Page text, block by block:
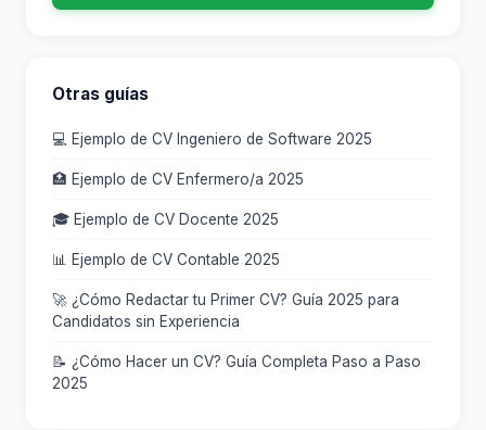
Otras guías
💻 Ejemplo de CV Ingeniero de Software 2025
🏥 Ejemplo de CV Enfermero/a 2025
🎓 Ejemplo de CV Docente 2025
📊 Ejemplo de CV Contable 2025
🚀 ¿Cómo Redactar tu Primer CV? Guía 2025 para
Candidatos sin Experiencia
📝 ¿Cómo Hacer un CV? Guía Completa Paso a Paso
2025